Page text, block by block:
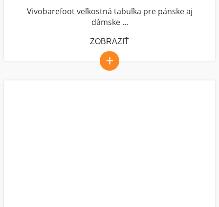
Vivobarefoot veľkostná tabuľka pre pánske aj
dámske ...
ZOBRAZIŤ
+